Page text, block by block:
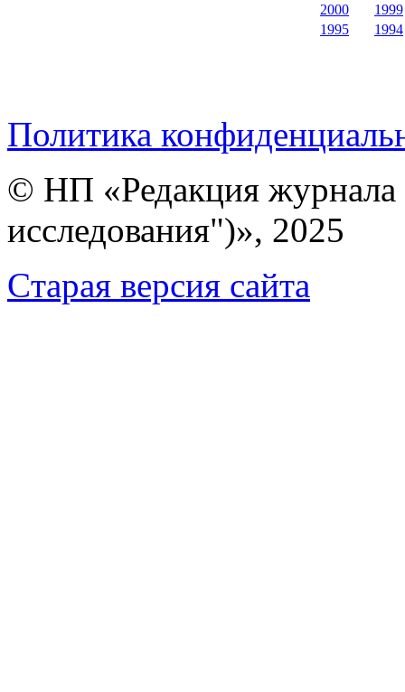
2000
1999
1995
1994
Политика
© НП «Редакция
исследования")», 2025
Cтарая версия сайта